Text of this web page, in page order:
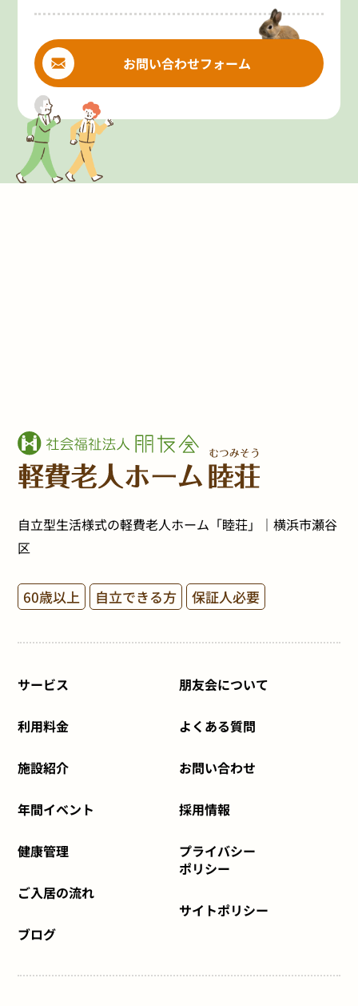
お問い合わせフォーム
自立型生活様式の軽費老人ホーム「睦荘」｜横浜市瀬谷
区
60歳以上 自立できる方 保証人必要
サービス
利用料金
施設紹介
年間イベント
健康管理
ご入居の流れ
ブログ
朋友会について
よくある質問
お問い合わせ
採用情報
プライバシー
ポリシー
サイトポリシー